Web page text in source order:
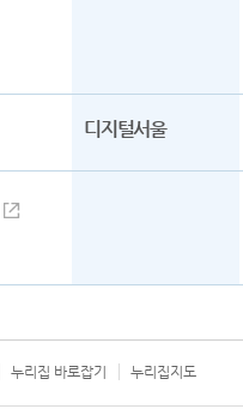
디지털서울
누리집 바로잡기 누리집지도